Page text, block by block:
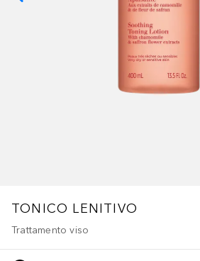
TONICO LENITIVO
Trattamento viso